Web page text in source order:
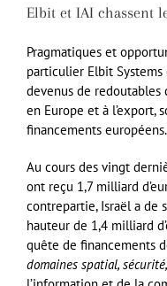
Elbit et IAI chassent
Pragmatiques et
particulier Elbit
devenus de redoutables
en Europe et à l’export,
financements européens.
Au cours des vingt
ont reçu 1,7 milliard
contrepartie, Israël a de
hauteur de 1,4 milliard
quête de financements
domaines spatial,